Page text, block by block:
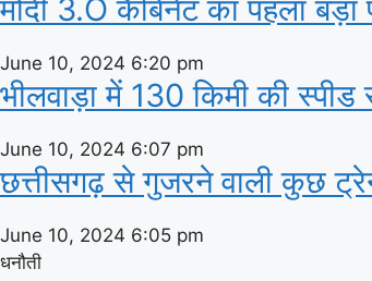
मोदी 3.O कैबिनेट का पहला
June 10, 2024 6:20 pm
भीलवाड़ा में 130 किमी की
June 10, 2024 6:07 pm
छत्तीसगढ़ से गुजरने वाली कुछ
June 10, 2024 6:05 pm
धनौती